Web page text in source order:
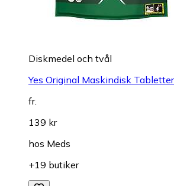
Diskmedel och tvål
Yes Original Maskindisk
fr.
139 kr
hos Meds
+19 butiker